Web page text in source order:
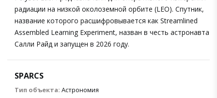
радиации на низкой околоземной орбите (LEO). Спутник,
название которого расшифровывается как Streamlined
Assembled Learning Experiment, назван в честь астронавта
Салли Райд и запущен в 2026 году.
SPARCS
Тип объекта: Астрономия